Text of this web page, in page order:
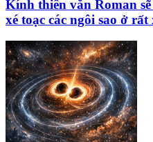
Kính thiên văn Roman
xé toạc các ngôi sao ở rất